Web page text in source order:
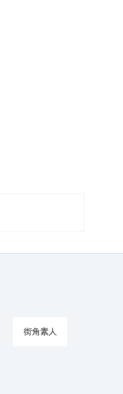
街角素人